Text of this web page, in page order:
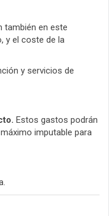
también en este
y el coste de la
y servicios de
Estos gastos podrán
imputable para